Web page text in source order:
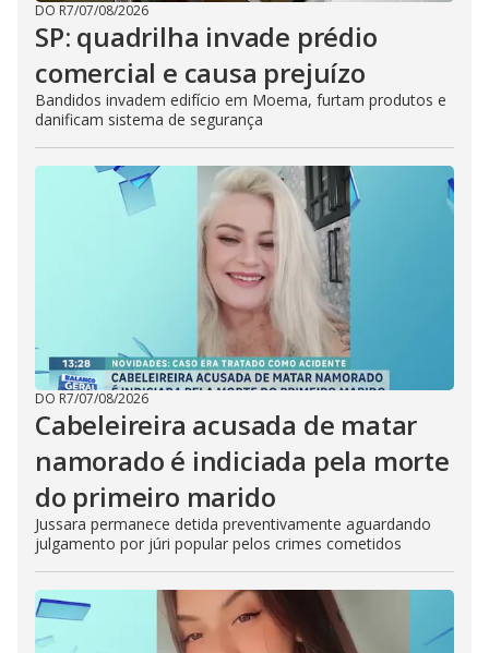
DO R7/07/08/2026
SP: quadrilha invade prédio
comercial e causa prejuízo
Bandidos invadem edifício em Moema, furtam produtos e
danificam sistema de segurança
DO R7/07/08/2026
Cabeleireira acusada de matar
namorado é indiciada pela morte
do primeiro marido
Jussara permanece detida preventivamente aguardando
julgamento por júri popular pelos crimes cometidos